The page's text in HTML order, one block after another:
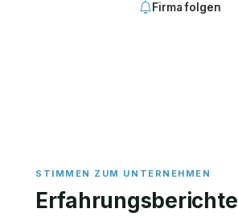
Firma folgen
Erfahrungsberichte